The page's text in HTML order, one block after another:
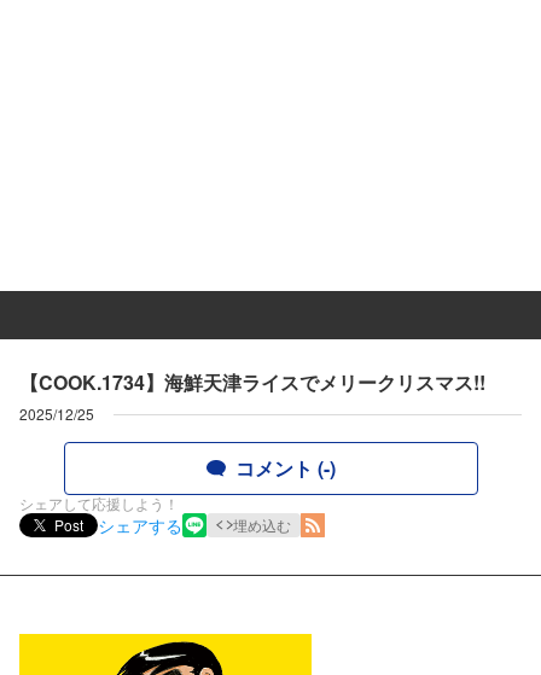
【COOK.1734】海鮮天津ライスでメリークリスマス!!
2025/12/25
コメント (-)
シェアして応援しよう！
Post
シェアする 埋め込む